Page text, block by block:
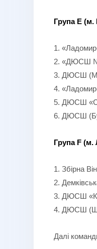
Група E (м.
1.
2. «ДЮСШ
3. ДЮСШ
4.
5. ДЮСШ
6. ДЮСШ
Група F (м.
1. Збірна
2.
3. ДЮСШ
4. ДЮСШ
Далі